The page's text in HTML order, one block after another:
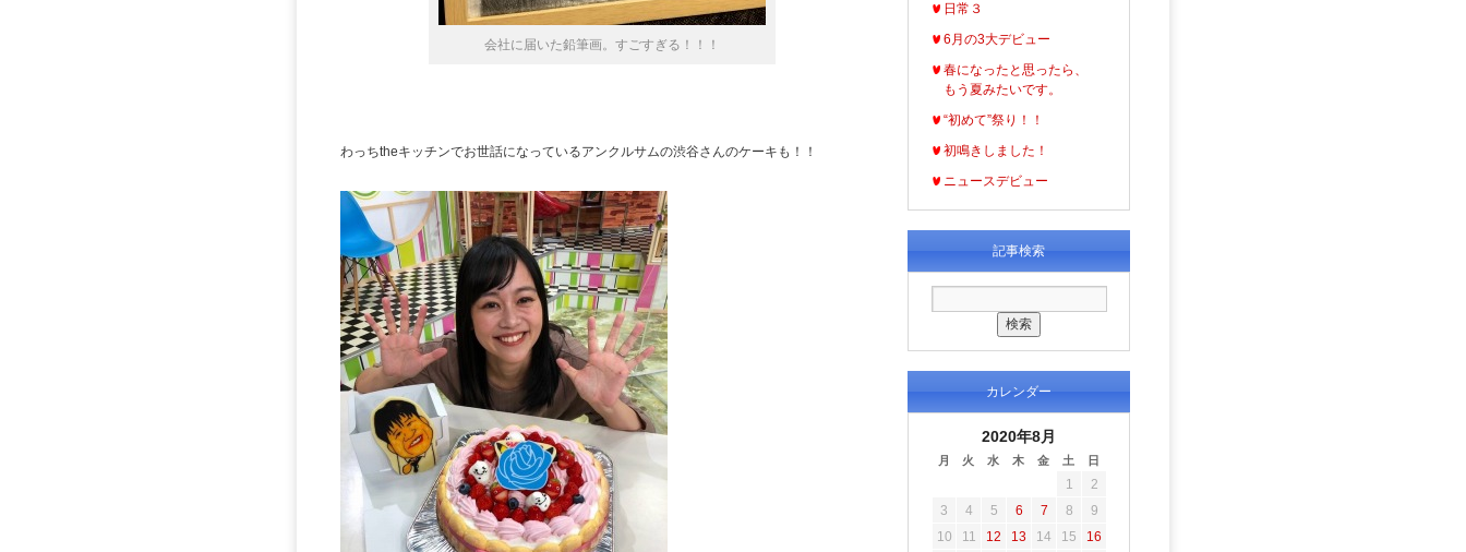
会社に届いた鉛筆画。すごすぎる！！！
わっちtheキッチンでお世話になっているアンクルサムの渋谷さんのケーキも！！
日常３
6月の3大デビュー
春になったと思ったら、
もう夏みたいです。
“初めて”祭り！！
初鳴きしました！
ニュースデビュー
記事検索
カレンダー
2020年8月
月 火 水 木 金 土 日
1
2
3
4 5 6 7 8
9
10
11 12 13 14 15
16